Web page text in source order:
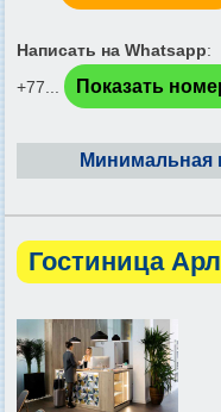
Написать на Whatsapp:
+77...
Показать
Минимальная
Гостиница